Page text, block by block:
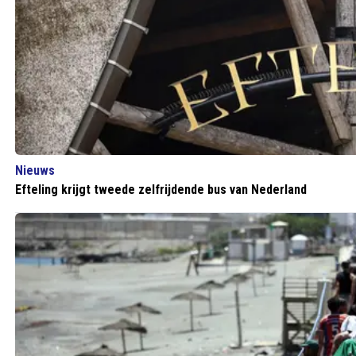
Nieuws
Efteling krijgt tweede zelfrijdende bus van Nederland